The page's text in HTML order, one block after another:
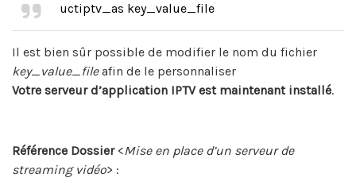
uctiptv_as key_value_file
Il est bien sûr possible de modifier le nom du fichier
key_value_fileafin de le personnaliser
Votre serveur d’application IPTV est maintenant installé.
Référence Dossier<Mise en place d’un serveur de
streaming vidéo> :